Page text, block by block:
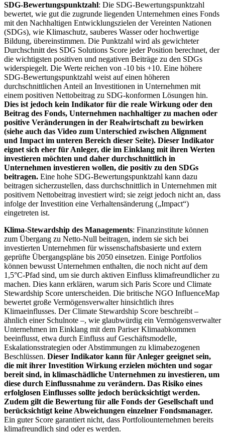
SDG-Bewertungspunktzahl: Die SDG-Bewertungspunktzahl
bewertet, wie gut die zugrunde liegenden Unternehmen eines Fonds
mit den Nachhaltigen Entwicklungszielen der Vereinten Nationen
(SDGs), wie Klimaschutz, sauberes Wasser oder hochwertige
Bildung, übereinstimmen. Die Punktzahl wird als gewichteter
Durchschnitt des SDG Solutions Score jeder Position berechnet, der
die wichtigsten positiven und negativen Beiträge zu den SDGs
widerspiegelt. Die Werte reichen von -10 bis +10. Eine höhere
SDG-Bewertungspunktzahl weist auf einen höheren
durchschnittlichen Anteil an Investitionen in Unternehmen mit
einem positiven Nettobeitrag zu SDG-konformen Lösungen hin.
Dies ist jedoch kein Indikator für die reale Wirkung oder den
Beitrag des Fonds, Unternehmen nachhaltiger zu machen oder
positive Veränderungen in der Realwirtschaft zu bewirken
(siehe auch das Video zum Unterschied zwischen Alignment
und Impact im unteren Bereich dieser Seite). Dieser Indikator
eignet sich eher für Anleger, die im Einklang mit ihren Werten
investieren möchten und daher durchschnittlich in
Unternehmen investieren wollen, die positiv zu den SDGs
beitragen. Eine hohe SDG-Bewertungspunktzahl kann dazu
beitragen sicherzustellen, dass durchschnittlich in Unternehmen mit
positivem Nettobeitrag investiert wird; sie zeigt jedoch nicht an, dass
infolge der Investition eine Verhaltensänderung („Impact“)
eingetreten ist.
Klima-Stewardship des Managements: Finanzinstitute können
zum Übergang zu Netto-Null beitragen, indem sie sich bei
investierten Unternehmen für wissenschaftsbasierte und extern
geprüfte Übergangspläne bis 2050 einsetzen. Einige Portfolios
können bewusst Unternehmen enthalten, die noch nicht auf dem
1,5°C-Pfad sind, um sie durch aktiven Einfluss klimafreundlicher zu
machen. Dies kann erklären, warum sich Paris Score und Climate
Stewardship Score unterscheiden. Die britische NGO InfluenceMap
bewertet große Vermögensverwalter hinsichtlich ihres
Klimaeinflusses. Der Climate Stewardship Score beschreibt –
ähnlich einer Schulnote –, wie glaubwürdig ein Vermögensverwalter
Unternehmen im Einklang mit dem Pariser Klimaabkommen
beeinflusst, etwa durch Einfluss auf Geschäftsmodelle,
Eskalationsstrategien oder Abstimmungen zu klimabezogenen
Beschlüssen. Dieser Indikator kann für Anleger geeignet sein,
die mit ihrer Investition Wirkung erzielen möchten und sogar
bereit sind, in klimaschädliche Unternehmen zu investieren, um
diese durch Einflussnahme zu verändern. Das Risiko eines
erfolglosen Einflusses sollte jedoch berücksichtigt werden.
Zudem gilt die Bewertung für alle Fonds der Gesellschaft und
berücksichtigt keine Abweichungen einzelner Fondsmanager.
Ein guter Score garantiert nicht, dass Portfoliounternehmen bereits
klimafreundlich sind oder es werden.